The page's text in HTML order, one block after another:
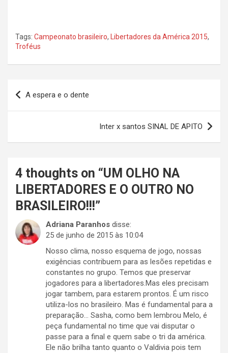
Tags: Campeonato brasileiro, Libertadores da América 2015,
Troféus
Navegação
de
A espera e o dente
Inter x santos SINAL DE APITO
4 thoughts on “UM OLHO NA
LIBERTADORES E O OUTRO NO
BRASILEIRO!!!”
Adriana Paranhos disse:
25 de junho de 2015 às 10:04
Nosso clima, nosso esquema de jogo, nossas
exigências contribuem para as lesões repetidas e
constantes no grupo. Temos que preservar
jogadores para a libertadores.Mas eles precisam
jogar tambem, para estarem prontos. É um risco
utiliza-los no brasileiro. Mas é fundamental para a
preparação… Sasha, como bem lembrou Melo, é
peça fundamental no time que vai disputar o
passe para a final e quem sabe o tri da américa.
Ele não brilha tanto quanto o Valdivia pois tem